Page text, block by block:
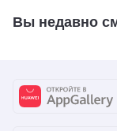
Вы недавно